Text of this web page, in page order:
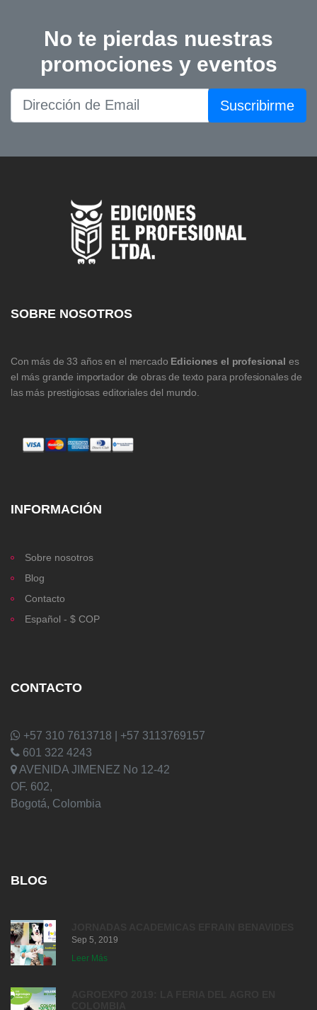
No te pierdas nuestras
promociones y eventos
Suscribirme
SOBRE NOSOTROS
Con más de 33 años en el mercado Ediciones el profesional es
el más grande importador de obras de texto para profesionales de
las más prestigiosas editoriales del mundo.
INFORMACIÓN
Sobre nosotros
Blog
Contacto
Español - $ COP
CONTACTO
+57 310 7613718 | +57 3113769157
601 322 4243
AVENIDA JIMENEZ No 12-42
OF. 602,
Bogotá, Colombia
BLOG
Sep 5, 2019
Leer Más